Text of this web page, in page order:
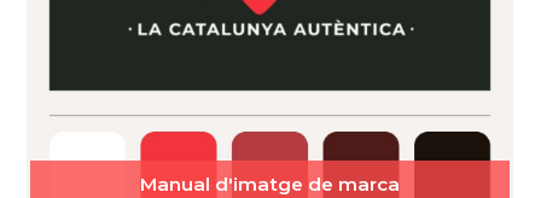
Manual d'imatge de marca